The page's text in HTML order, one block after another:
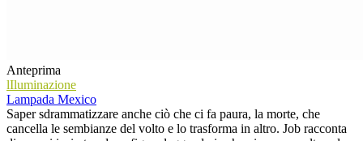
Anteprima
lIluminazione
Lampada Mexico
Saper sdrammatizzare anche ciò che ci fa paura, la morte, che
cancella le sembianze del volto e lo trasforma in altro. Job racconta